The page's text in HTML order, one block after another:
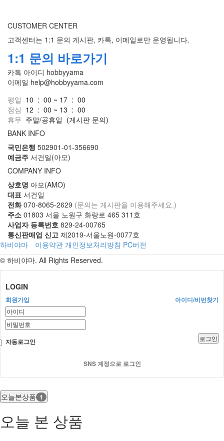
CUSTOMER CENTER
고객센터는 1:1 문의 게시판, 카톡, 이메일로만 운영됩니다.
1:1 문의 바로가기
카톡 아이디 hobbyyama
이메일 help@hobbyyama.com
평일 10 : 00 ~ 17 : 00
점심 12 : 00 ~ 13 : 00
휴무 주말/공휴일 (게시판 문의)
BANK INFO
국민은행 502901-01-356690
예금주 서건일(아모)
COMPANY INFO
상호명 아모(AMO)
대표 서건일
전화070-8065-2629 (문의는 게시판을 이용해주세요.)
주소 01803 서울 노원구 화랑로 465 311호
사업자 등록번호 829-24-00765
통신판매업 신고 제2019-서울노원-0077호
하비야마
이용약관 개인정보처리방침 PC버전
© 하비야마. All Rights Reserved.
LOGIN
회원가입 아이디/비번찾기
자동로그인 로그인
SNS 계정으로 로그인
오늘본상품 1
오늘 본 상품